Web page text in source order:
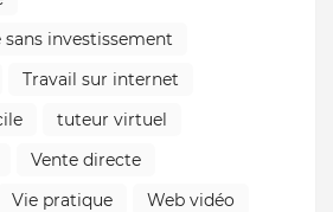
investissement
Travail sur internet
tuteur virtuel
Vente directe
Vie pratique Web vidéo